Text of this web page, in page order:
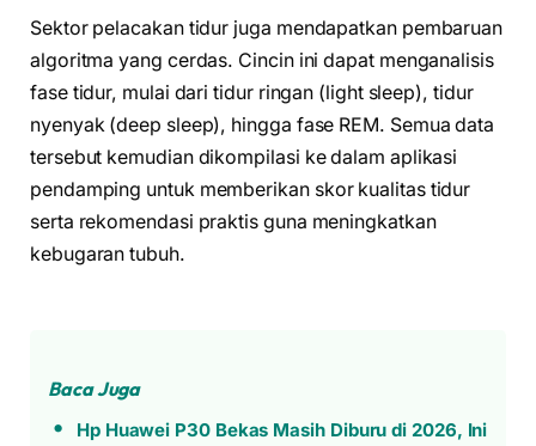
Sektor pelacakan tidur juga mendapatkan pembaruan
algoritma yang cerdas. Cincin ini dapat menganalisis
fase tidur, mulai dari tidur ringan (light sleep), tidur
nyenyak (deep sleep), hingga fase REM. Semua data
tersebut kemudian dikompilasi ke dalam aplikasi
pendamping untuk memberikan skor kualitas tidur
serta rekomendasi praktis guna meningkatkan
kebugaran tubuh.
Baca Juga
Hp Huawei P30 Bekas Masih Diburu di 2026, Ini